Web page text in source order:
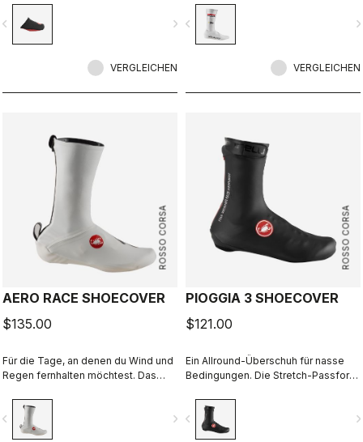
navigate_next
VERGLEICHEN
navigate_before
VERGLEICHEN
ROSSO CORSA
AERO RACE SHOECOVER
$135.00
Für die Tage, an denen du Wind und
Regen fernhalten möchtest. Das
der Form des Schuhs an, sorgt für
eine perfekte, aerodynamische
Passform und schützt zugleich vor
navigate_next
ROSSO CORSA
PIOGGIA 3 SHOECOVER
$121.00
Ein Allround-Überschuh für nasse
Bedingungen. Die Stretch-Passform
zu einem warmen, komfortablen
Begleiter bei trockenen
Bedingungen – und bei Nässe
navigate_before